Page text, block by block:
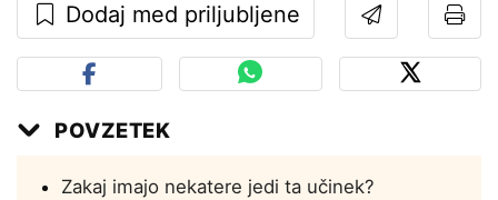
Dodaj med priljubljene
POVZETEK
Zakaj imajo nekatere jedi ta učinek?